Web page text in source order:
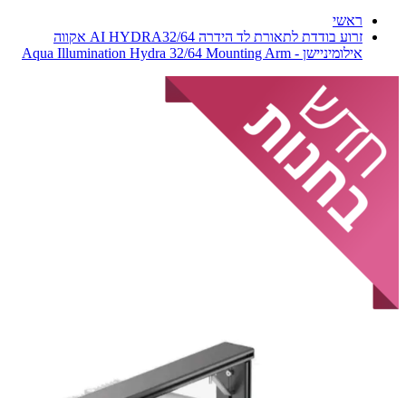
ראשי
זרוע בודדת לתאורת לד הידרה AI HYDRA32/64 אקווה
אילומיניישן - Aqua Illumination Hydra 32/64 Mounting Arm